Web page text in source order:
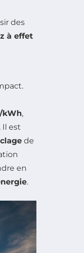
des
à effet
kWh,
est
de
en
.